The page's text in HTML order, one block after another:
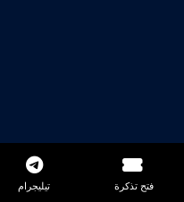
فتح تذكرة تيليجرام